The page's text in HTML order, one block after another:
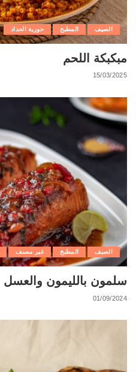
الصيف المطبخ حورية الحداد
مبكبكة اللحم
15/03/2025
الصيف المطبخ غير مصنف
سلمون بالليمون والعسل
01/09/2024